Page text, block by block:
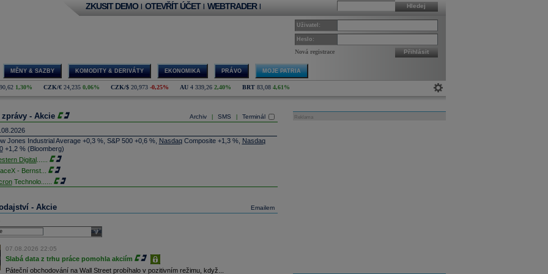
Hledej
ZKUSIT DEMO | OTEVŘÍT ÚČET | WEBTRADER |
Uživatel:
Heslo:
Nová registrace Přihlásit
MĚNY & SAZBY KOMODITY & DERIVÁTY EKONOMIKA PRÁVO MOJE PATRIA
1,30% CZK/€ 24,235 0,06% CZK/$ 20,973 -0,25% AU 4 339,26 2,40% BRT 83,08 4,61%
Archiv SMS Terminál
zprávy - Akcie
Jones Industrial Average +0,3 %, S&P 500 +0,6 %, NasdaqComposite +1,3 %, Nasdaq
+1,2 % (Bloomberg)
Digital......
- Bernst...
Technolo......
obchodů s akciemi na pražské burze za dnešní den je 0,831 mld. Kč. Průměrný objem
za poslední rok je 0,665 mld. Kč.
výroby balistických střel ATACMS ve spolupráci s americkou firmou
dobu potrvá. Agentuře Reuters to řekl generální ředitel německé zbrojovky
Papperger. Společná výroba s Lockheedem v Německu by podle něj mohla pomoci
arzenál Spojeným státům, které mají zvýšenou spotřebu střel kvůli válce s Íránem
Emailem
- Akcie
select
07.08.2026 22:05
Slabá data z trhu práce pomohla akciím
Páteční obchodování na Wall Street probíhalo v pozitivním režimu, když...
Reklama